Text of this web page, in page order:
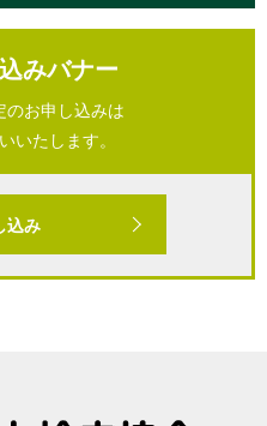
みバナー
のお申し込みは
いたします。
込み